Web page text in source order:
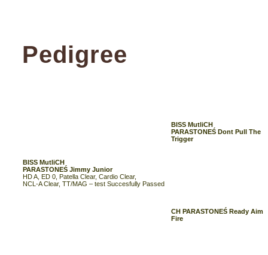
Pedigree
BISS MutliCH
PARASTONEŚ Jimmy Junior
HD A, ED 0, Patella Clear, Cardio Clear,
NCL-A Clear, TT/MAG – test Succesfully Passed
BISS MutliCH
PARASTONEŚ Dont Pull The
Trigger
CH PARASTONEŚ Ready Aim
Fire